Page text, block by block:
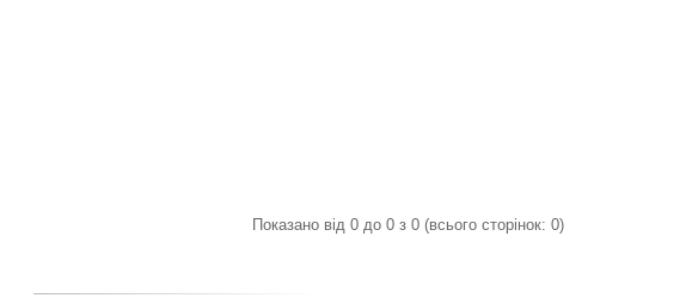
Показано від 0 до 0 з 0 (всього сторінок: 0)